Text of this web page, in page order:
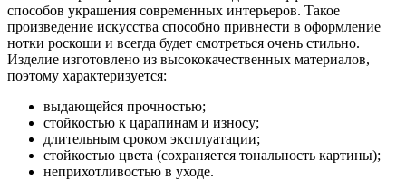
способов украшения современных интерьеров. Такое
произведение искусства способно привнести в оформление
нотки роскоши и всегда будет смотреться очень стильно.
Изделие изготовлено из высококачественных материалов,
поэтому характеризуется:
выдающейся прочностью;
стойкостью к царапинам и износу;
длительным сроком эксплуатации;
стойкостью цвета (сохраняется тональность картины);
неприхотливостью в уходе.